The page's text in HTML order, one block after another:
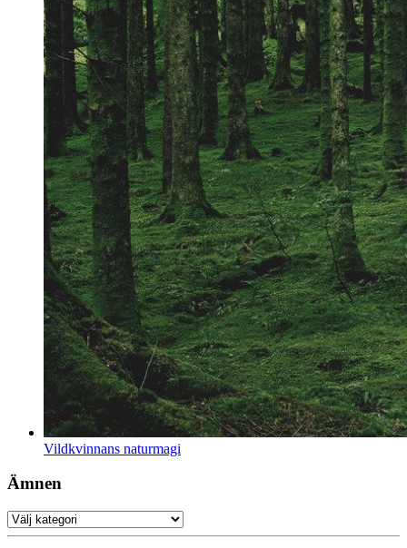
Vildkvinnans naturmagi
Ämnen
Ämnen